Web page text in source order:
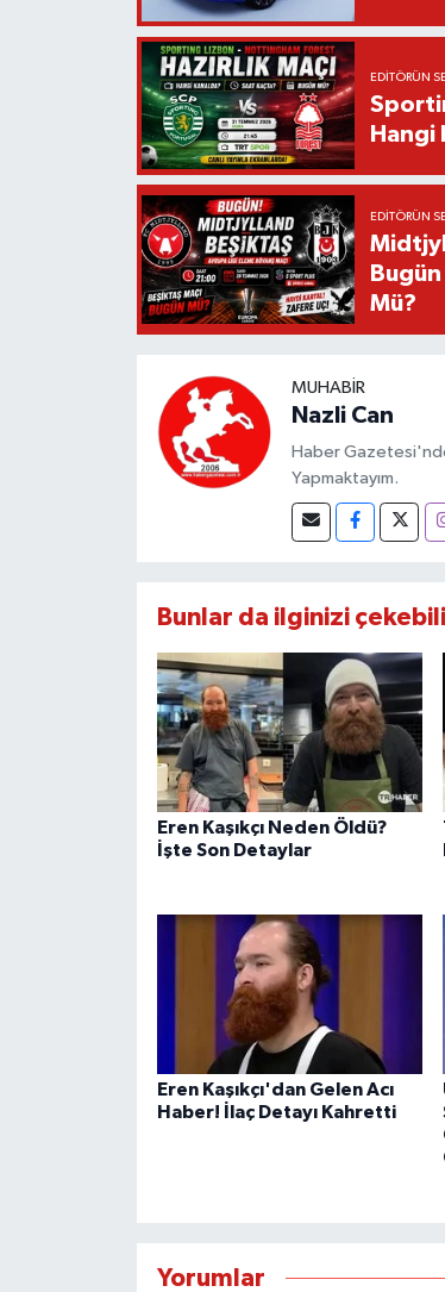
EDITÖRÜN
Hangi
EDITÖRÜN
Mü?
MUHABIR
Nazli Can
Haber
Yapmaktayım.
Bunlar da ilginizi
Eren Kaşıkçı Neden Öldü?
İşte Son Detaylar
Eren Kaşıkçı'dan Gelen Acı
Haber! İlaç Detayı Kahretti
Yorumlar